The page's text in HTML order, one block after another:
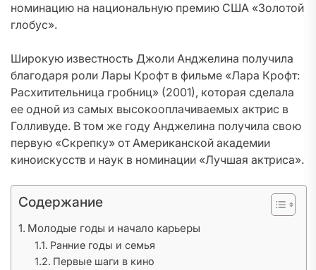
номинацию на национальную премию США «Золотой
глобус».
Широкую известность Джоли Анджелина получила
благодаря роли Лары Крофт в фильме «Лара Крофт:
Расхитительница гробниц» (2001), которая сделала
ее одной из самых высокооплачиваемых актрис в
Голливуде. В том же году Анджелина получила свою
первую «Скрепку» от Американской академии
киноискусств и наук в номинации «Лучшая актриса».
Содержание
Молодые годы и начало карьеры
Ранние годы и семья
Первые шаги в кино